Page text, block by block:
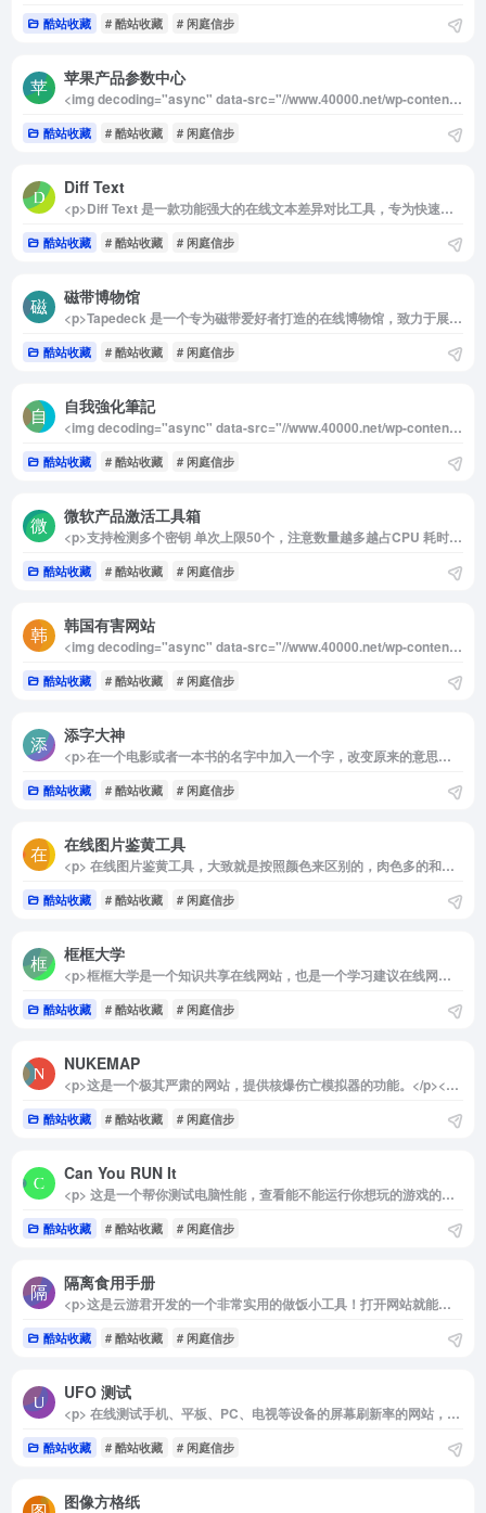
酷站收藏 # 酷站收藏 # 闲庭信步
苹果产品参数中心
<img decoding="async" data-src="//www.40000.net/wp-content/uploads/2024/12/20241215075651-675e8bc3da8cc.png" src="https://www.40000.net/wp-content/themes/onenav/images/t.png" alt="苹果产品参数中心"><p>Apple 产品参数中心汇集了苹果公司各类产品的详细信息，用户可以通过点击图片轻松选择并对比不同设备的参数。该中心的数据来源广泛，包括 Apple 官方、Intel、Geekbench 等权威机构，确保提供准确和权威的信息。无论你是对比不同型号的 iPhone、iPad，还是深入了解 Mac 电脑的性能，这里都能满足你的需求。如果你希望全面了解或对比苹果全系列产品，这个网站将是你理想的选择，帮助你更深入地理解手中设备的性能与优势。</p>
酷站收藏 # 酷站收藏 # 闲庭信步
Diff Text
<p>Diff Text 是一款功能强大的在线文本差异对比工具，专为快速识别和展示两段文本之间的差异而设计。无论你是在处理纯文本、代码（如 JSON、YAML）、HTML、CSS、Markdown 等多种格式，Diff Text 都能轻松检测出不同点，并以直观的颜色标记：绿色表示新增的内容，红色表示删除的部分，而其余未标记的部分则表示文本保持不变。</p><img decoding="async" data-src="//www.40000.net/wp-content/uploads/2024/12/20241215075656-675e8bc85f5c4.png" src="https://www.40000.net/wp-content/themes/onenav/images/t.png" alt="Diff Text"><p>Diff Text 提供了两种差异对比模式，以满足不同需求：<br>1. Word/单词模式：按照单词进行细分，适合比较结构性较强的文本或文章。<br>2. Char/字符模式：按照字符进行细分，适合代码和其他精细化内容的比较。</p><p>这款工具免注册即可免费使用，且所有文本数据完全在用户本地客户端进行处理，保证不会离开浏览器，最大程度上确保了用户的隐私与数据安全。Diff Text 既适用于开发者查看代码的改动，又适合作家、编辑和其他用户在修改文稿时快速查找差异，是一款便捷高效的文本比对工具。</p>
酷站收藏 # 酷站收藏 # 闲庭信步
磁带博物馆
<p>Tapedeck 是一个专为磁带爱好者打造的在线博物馆，致力于展示普通音频磁带盒设计中的独特美感与奇趣之处。这个网站收录了从 1960 年代到 1990 年代的丰富磁带设计变化，带领用户回顾磁带在过去几十年中的演变历程。Tapedeck 的收藏展示了从 60 年代早期注重功能性的磁带设计，到 70 年代充满色彩和视觉冲击的录音带，再到 80 年代和 90 年代引人入胜的形状和外观革新。</p><p>Tapedeck 不仅让用户欣赏磁带的设计艺术，还提供了详细的分类与筛选功能。用户可以根据品牌、磁带的运行时间、类型、颜色等多种条件进行浏览和探索。这种系统化的分类展示让人们能够深入了解不同年代的设计风格和技术革新，重温磁带作为文化符号的时代特征。</p><p>Tapedeck 不仅是一个回顾音频历史的窗口，也是一个记录设计与工艺变化的数字档案。通过这个平台，用户能够感受到磁带设计的视觉魅力与时代感，探索每一卷磁带背后的故事和文化背景，是一个让磁带爱好者和设计爱好者都能乐在其中的宝库。</p><img decoding="async" data-src="//www.40000.net/wp-content/uploads/2024/12/20241215075702-675e8bce1537a.jpg" src="https://www.40000.net/wp-content/themes/onenav/images/t.png" alt="磁带博物馆">
酷站收藏 # 酷站收藏 # 闲庭信步
自我強化筆記
<img decoding="async" data-src="//www.40000.net/wp-content/uploads/2024/12/20241215075707-675e8bd385051.png" src="https://www.40000.net/wp-content/themes/onenav/images/t.png" alt="自我強化筆記"><p>自我强化笔记是一个专注于在线分享实用防身知识和技能的网站，致力于帮助读者提升自我防护意识和安全能力。该网站围绕自我保护和安全策略提供详尽的指导，涵盖从日常生活中的防护技巧到面对潜在威胁时的应对方案。无论是初学者还是有一定经验的人，都可以通过自我强化笔记获取实际可行的建议，提升自我防范能力。</p><p>自我强化笔记不仅提供防身技巧，还注重培养读者的自信心和心理准备，让每个人都能在面对危险时具备冷静处理的能力。通过系统化的写作和信息分享，网站希望建立一个更具安全意识和自我防护能力的群体，帮助人们在日常生活中更好地保护自己和他人。</p><p>此外，网站还鼓励用户参与讨论，分享自己的经验和心得，形成一个互助、学习、成长的社区。通过这种方式，自我强化笔记希望带动更多人关注个人安全，并掌握必备的自我保护技能，使社会更加自信、强大。</p>
酷站收藏 # 酷站收藏 # 闲庭信步
微软产品激活工具箱
<p>支持检测多个密钥 单次上限50个，注意数量越多越占CPU 耗时越长,部分key检测很慢是因为在读取证书内数据,请耐心等待.<br>暂不支持零售错误代码的检测，请使用客户端，能检测主流版本，下载请见页面顶部.<br>如您有想吐槽的，请猛戳网页底部的“意见反馈”，学生党，时间不够用，请勿催更，感谢您的支持！</p><p>进网站后，筛选想要软件版本的密钥，就能够找到网友最新分享的有效密钥。同时你也可以分享可用的密钥，经过系统验证之后，就会展示在网站上。</p><img decoding="async" data-src="//www.40000.net/wp-content/uploads/2024/12/20241215075710-675e8bd6f304d.png" src="https://www.40000.net/wp-content/themes/onenav/images/t.png" alt="微软产品激活工具箱"><p>使用说明：</p><p>本页面是一个公开的密钥分享平台，您可以直接使用，也可以热心分享，为您和他人提供方便，是一个非常好的资源共享平台。<br>如果要分享，请点击页面最左侧的Logo返回到主页进行检测密钥，有效后方可进行分享，非常感谢您的热心分享！<br>如果您在转发资源的时候，请务必在发布者一栏注明出处，为尊重资源发布者。如果您要发布的是稀缺资源，请尽量等待在长期无此资源可用的情况下发布。<br>如果您想要更新密钥的信息，请点击重新检测，本站不会自动更新密钥的次数或错误码。如果您发现该密钥无效/有错误/有问题等，或者发现您的资源被泄露，请点击报告问题给我们发送反馈。<br>由于服务器费用原因，暂不支持零售错误代码的检测，请先使用客户端检测。<br>本站欢迎被索引，但请注明本站，如果遇到恶意爬取等情况，将采取相关措施，谢谢合作！<br>您在重新检测密钥时，受到首页“更多选项”下面的复选框的规则的约束。</p><p>&nbsp;</p>
酷站收藏 # 酷站收藏 # 闲庭信步
韩国有害网站
<img decoding="async" data-src="//www.40000.net/wp-content/uploads/2024/12/20241215075715-675e8bdbdb826.png" src="https://www.40000.net/wp-content/themes/onenav/images/t.png" alt="韩国有害网站"><p>有网友分享了一个关于韩国有害信息网站的列表，之前在使用科学上网时（连接到韩国节点）我才意识到原来韩国也有类似“墙”的存在。不过与中国的网络审查方式不同，韩国的网络防护机制并不是直接重置连接，而是会将访问有害网站的用户引导到一个警告页面，提示他们该网站是被禁止的。</p><p><span style="color: #ff0000">在GitHub上有人整理并分享了一个包含1100多个被认定为有害网站的清单。</span>经过查看，大部分网站涉及涩情内容，此外也有一些D博、虚假广告以及侵犯版权的网站等。这些网站都是在全球范围内比较知名，访问量较大的网站。为了你的身心健康，请你主动避开！<span style="color: #ff0000">你也不要打开🪜🪜🪜</span>。</p><p>这个列表的每个分类下都提供了相关负责部门的联系方式，用户可以通过电话进行举报或申诉。如果你在互联网行业工作，建议将这些信息收藏起来。在制定屏蔽列表时，可以将这些有害网站加入其中，以免让其他人上当受骗，确保网络环境更加安全。</p><p>打不开GitHub的可以从这里下载：</p><div id="f_sha1" style="background-color: #c2ecb2;border-radius: 3px;padding: 13px;font-size: 14px;margin: 15px 0px;text-align: left;color: #3f3f3f;font-family: Arial, 微软雅黑, 宋体, 新宋体, sans-serif;font-style: normal;font-weight: 400;letter-spacing: normal;text-indent: 0px;text-transform: none">https://wwex.lanzout.com/iYeWg2cmqueh<p> </div>
酷站收藏 # 酷站收藏 # 闲庭信步
添字大神
<p>在一个电影或者一本书的名字中加入一个字，改变原来的意思，妙趣横生。 有网友把这些有趣的文字游戏结果汇总到了一个网站，用户也可以提供新的创意内容。</p>
酷站收藏 # 酷站收藏 # 闲庭信步
在线图片鉴黄工具
<p> 在线图片鉴黄工具，大致就是按照颜色来区别的，肉色多的和形状疑似的基本都会中枪。 </p>
酷站收藏 # 酷站收藏 # 闲庭信步
框框大学
<p>框框大学是一个知识共享在线网站，也是一个学习建议在线网站。它完全免费，非常宝藏，可以让你发现各专业前辈们的学习建议，对于大学生小伙伴非常实用，可以让你得到很多收获，也可以让你少走弯路。</p><p>它目前拥有 7000 多条学习建议，按照最新排序和人气排序，学习建议包括很多个方面，例如：选专业、考研、保研、选择学校、就业等。</p><p>它支持直接搜索学习建议，也支持按照专业、学校、最高学历、工作经验进行筛选，每条学习建议下方也会展示对应的专业、最高学历、学校、工作经验。</p>
酷站收藏 # 酷站收藏 # 闲庭信步
NUKEMAP
<p>这是一个极其严肃的网站，提供核爆伤亡模拟器的功能。</p><p>进入网站后，你会看到一张全球地图。用户可以自定义核爆地点、弹头当量，以及选择空爆或地面爆炸等选项，甚至可以决定是否添加放射性沉降物等其他因素。</p><p>一旦核弹引爆，系统会显示预估的伤亡人数，并展示爆炸效果的模型和影响范围。在地图上，这些影响通过同心圆的形式展示出来，无论是火球的作用范围还是热辐射的半径，其影响的广泛性和残酷性都令人感到震撼。</p><p>在很多人把核弹和战争当作玩笑时，往往会忽视其背后的残酷现实。和平来之不易，每个人都不愿失去。通过体验这个网站，相信你会对核战争的影响有更深刻的理解与认识。</p>
酷站收藏 # 酷站收藏 # 闲庭信步
Can You RUN It
<p> 这是一个帮你测试电脑性能，查看能不能运行你想玩的游戏的网站，它的数据库中拥有超过 8500 款游戏，只需要选择你想要玩的游戏，点击“你能运行它吗？”就会自动下载一个测试程序，等待片刻就会告诉你：你的电脑能运行它吗？ </p>
酷站收藏 # 酷站收藏 # 闲庭信步
隔离食用手册
<p>这是云游君开发的一个非常实用的做饭小工具！打开网站就能看到一些常用的食材原材料和厨具，自行选择食材、主食、厨具后，下方就会出现相关的菜谱，点击即可直达B站制作教学视频。</p><p>如果你连中午饭和晚饭吃什么都烦恼的话，网站还提供了随机器，随机安排上你的下一顿菜单，还会附上视频链接，彻底解决“中午/晚上吃啥”的千古难题！</p><img decoding="async" data-src="//www.40000.net/wp-content/uploads/2024/12/20241215075729-675e8be90a2fc.png" src="https://www.40000.net/wp-content/themes/onenav/images/t.png" alt="隔离食用手册"><p>另外，这是一个开源项目，源码在github上公开，如果你有少许的编程能力，可以将它部署到自己的服务器上。</p>
酷站收藏 # 酷站收藏 # 闲庭信步
UFO 测试
<p> 在线测试手机、平板、PC、电视等设备的屏幕刷新率的网站，使用非常简单，进入网站即可自动测试，通过比较帧速率、跳帧、频闪串扰等方式进行测试，是不是高刷屏，一测便知。 </p>
酷站收藏 # 酷站收藏 # 闲庭信步
图像方格纸